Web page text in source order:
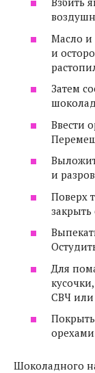
Масло и
и
Затем
Ввести
и
Поверх
закрыть
Для
СВЧ или
Шоколадного